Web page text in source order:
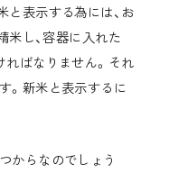
と表示する為には、お
米し、容器に入れた
ればなりません。それ
。新米と表示するに
からなのでしょう